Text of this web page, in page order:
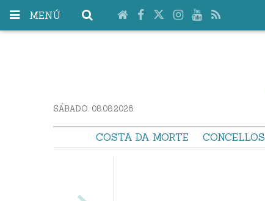
MENÚ
SÁBADO. 08.08.2026
COSTA DA MORTE CONCELLOS